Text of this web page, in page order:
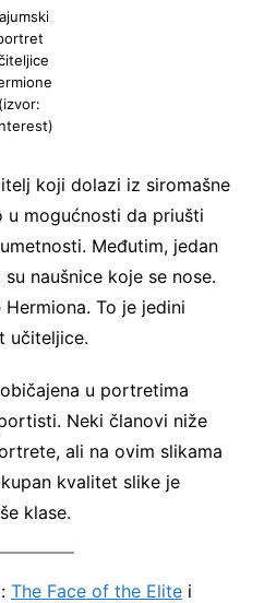
(izvor:
koji dolazi iz siromašne
mogućnosti da priušti
Međutim, jedan
naušnice koje se nose.
To je jedini
učiteljice.
u portretima
Neki članovi niže
ali na ovim slikama
kvalitet slike je
klase.
The Face of the Elitei